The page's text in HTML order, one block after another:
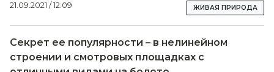
21.09.2021 / 12:09 ЖИВАЯ ПРИРОДА
Секрет ее популярности – в нелинейном
строении и смотровых площадках с